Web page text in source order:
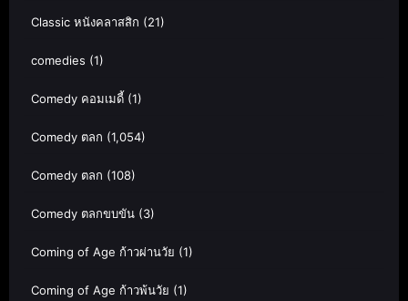
Classic หนังคลาสสิก (21)
comedies (1)
Comedy คอมเมดี้ (1)
Comedy ตลก (1,054)
Comedy ตลก (108)
Comedy ตลกขบขัน (3)
Coming of Age ก้าวผ่านวัย (1)
Coming of Age ก้าวพ้นวัย (1)